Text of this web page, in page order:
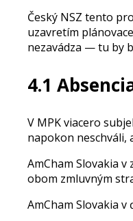
Český NSZ tento
uzavretím
nezavádza — tu by
4.1
V MPK viacero
napokon neschváli,
AmCham Slovakia
obom zmluvným
AmCham Slovakia